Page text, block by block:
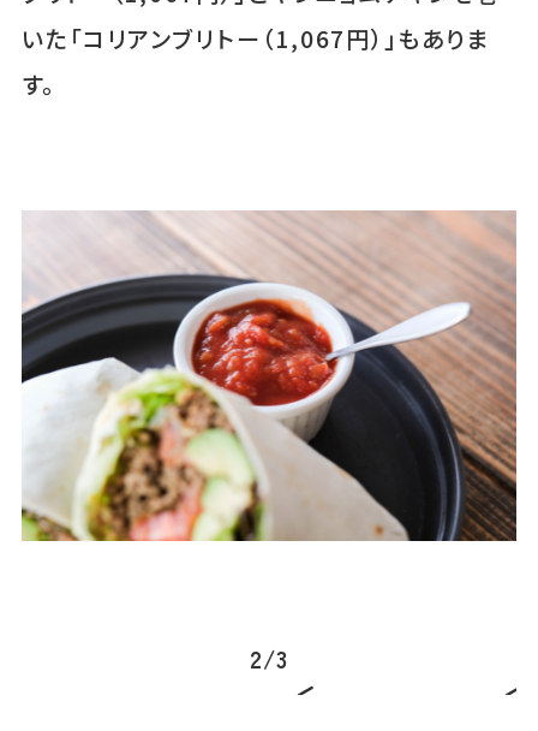
いた「コリアンブリトー（1,067円）」もありま
す。
2/3